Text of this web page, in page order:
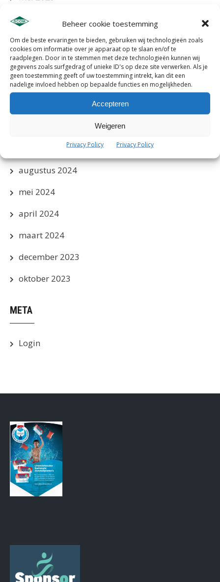
Beheer cookie toestemming
Om de beste ervaringen te bieden, gebruiken wij technologieën zoals
cookies om informatie over je apparaat op te slaan en/of te
raadplegen. Door in te stemmen met deze technologieën kunnen wij
gegevens zoals surfgedrag of unieke ID's op deze site verwerken. Als je
geen toestemming geeft of uw toestemming intrekt, kan dit een
nadelige invloed hebben op bepaalde functies en mogelijkheden.
Accepteren
Weigeren
Privacy Policy Privacy Policy
april 2025
maart 2025
januari 2025
december 2024
september 2024
augustus 2024
mei 2024
april 2024
maart 2024
december 2023
oktober 2023
META
Login